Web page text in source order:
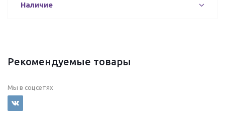
Наличие
Рекомендуемые товары
Мы в соцсетях